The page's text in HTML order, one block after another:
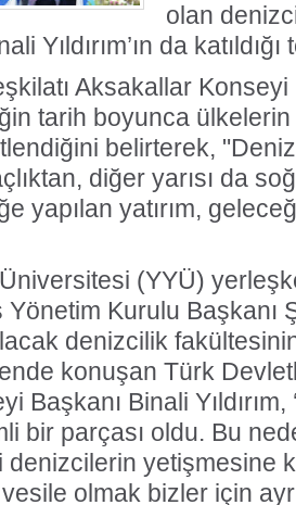
olan
Yıldırım’ın da katıldığı
Aksakallar Konseyi
tarih boyunca
belirterek,
diğer yarısı da
yapılan yatırım,
(YYÜ)
Kurulu Başkanı
denizcilik
konuşan Türk
Başkanı Binali Yıldırım,
bir parçası oldu. Bu
yetişmesine
olmak bizler için